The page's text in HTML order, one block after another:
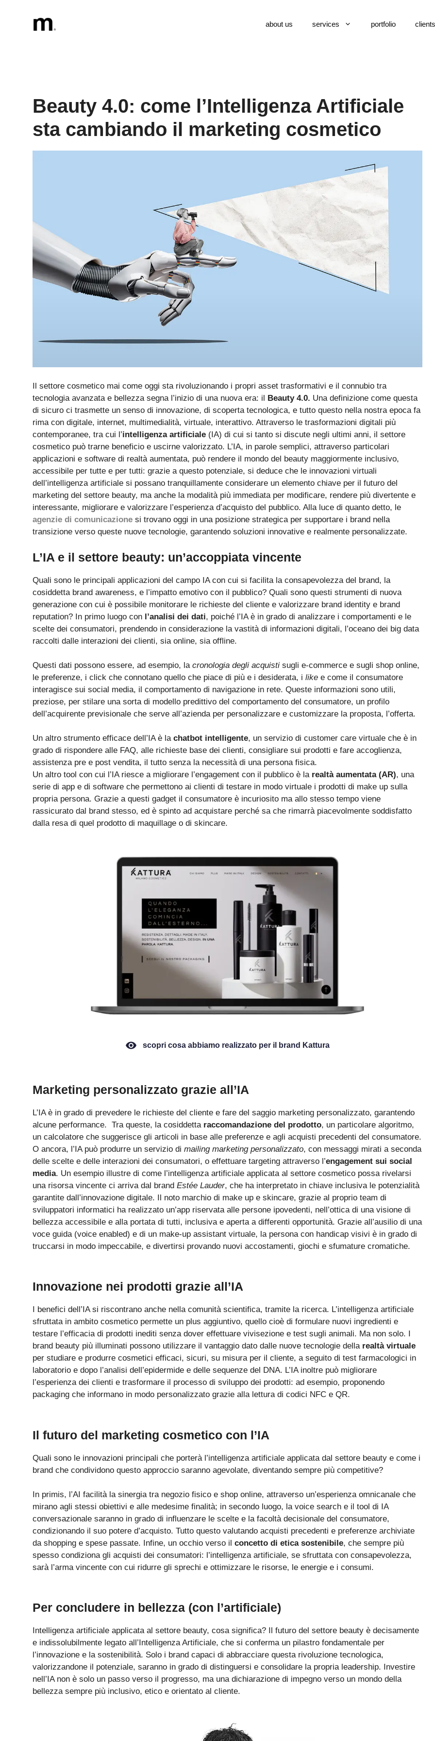
contenuto
about us services portfolio clients
Beauty 4.0: come l’Intelligenza Artificiale
sta cambiando il marketing cosmetico
Il settore cosmetico mai come oggi sta rivoluzionando i propri asset trasformativi e il connubio tra
tecnologia avanzata e bellezza segna l’inizio di una nuova era: il Beauty 4.0. Una definizione come questa
di sicuro ci trasmette un senso di innovazione, di scoperta tecnologica, e tutto questo nella nostra epoca fa
rima con digitale, internet, multimedialità, virtuale, interattivo. Attraverso le trasformazioni digitali più
contemporanee, tra cui l’intelligenza artificiale (IA) di cui si tanto si discute negli ultimi anni, il settore
cosmetico può trarne beneficio e uscirne valorizzato. L’IA, in parole semplici, attraverso particolari
applicazioni e software di realtà aumentata, può rendere il mondo del beauty maggiormente inclusivo,
accessibile per tutte e per tutti: grazie a questo potenziale, si deduce che le innovazioni virtuali
dell’intelligenza artificiale si possano tranquillamente considerare un elemento chiave per il futuro del
marketing del settore beauty, ma anche la modalità più immediata per modificare, rendere più divertente e
interessante, migliorare e valorizzare l’esperienza d’acquisto del pubblico. Alla luce di quanto detto, le
agenzie di comunicazione si trovano oggi in una posizione strategica per supportare i brand nella
transizione verso queste nuove tecnologie, garantendo soluzioni innovative e realmente personalizzate.
L’IA e il settore beauty: un’accoppiata vincente
Quali sono le principali applicazioni del campo IA con cui si facilita la consapevolezza del brand, la
cosiddetta brand awareness, e l’impatto emotivo con il pubblico? Quali sono questi strumenti di nuova
generazione con cui è possibile monitorare le richieste del cliente e valorizzare brand identity e brand
reputation? In primo luogo con l’analisi dei dati, poiché l’IA è in grado di analizzare i comportamenti e le
scelte dei consumatori, prendendo in considerazione la vastità di informazioni digitali, l’oceano dei big data
raccolti dalle interazioni dei clienti, sia online, sia offline.
Questi dati possono essere, ad esempio, la cronologia degli acquisti sugli e-commerce e sugli shop online,
le preferenze, i click che connotano quello che piace di più e i desiderata, i like e come il consumatore
interagisce sui social media, il comportamento di navigazione in rete. Queste informazioni sono utili,
preziose, per stilare una sorta di modello predittivo del comportamento del consumatore, un profilo
dell’acquirente previsionale che serve all’azienda per personalizzare e customizzare la proposta, l’offerta.
Un altro strumento efficace dell’IA è la chatbot intelligente, un servizio di customer care virtuale che è in
grado di rispondere alle FAQ, alle richieste base dei clienti, consigliare sui prodotti e fare accoglienza,
assistenza pre e post vendita, il tutto senza la necessità di una persona fisica.
Un altro tool con cui l’IA riesce a migliorare l’engagement con il pubblico è la realtà aumentata (AR), una
serie di app e di software che permettono ai clienti di testare in modo virtuale i prodotti di make up sulla
propria persona. Grazie a questi gadget il consumatore è incuriosito ma allo stesso tempo viene
rassicurato dal brand stesso, ed è spinto ad acquistare perché sa che rimarrà piacevolmente soddisfatto
dalla resa di quel prodotto di maquillage o di skincare.
scopri cosa abbiamo realizzato per il brand Kattura
Marketing personalizzato grazie all’IA
L’IA è in grado di prevedere le richieste del cliente e fare del saggio marketing personalizzato, garantendo
alcune performance. Tra queste, la cosiddetta raccomandazione del prodotto, un particolare algoritmo,
un calcolatore che suggerisce gli articoli in base alle preferenze e agli acquisti precedenti del consumatore.
O ancora, l’IA può produrre un servizio di mailing marketing personalizzato, con messaggi mirati a seconda
delle scelte e delle interazioni dei consumatori, o effettuare targeting attraverso l’engagement sui social
media. Un esempio illustre di come l’intelligenza artificiale applicata al settore cosmetico possa rivelarsi
una risorsa vincente ci arriva dal brand Estée Lauder, che ha interpretato in chiave inclusiva le potenzialità
garantite dall’innovazione digitale. Il noto marchio di make up e skincare, grazie al proprio team di
sviluppatori informatici ha realizzato un’app riservata alle persone ipovedenti, nell’ottica di una visione di
bellezza accessibile e alla portata di tutti, inclusiva e aperta a differenti opportunità. Grazie all’ausilio di una
voce guida (voice enabled) e di un make-up assistant virtuale, la persona con handicap visivi è in grado di
truccarsi in modo impeccabile, e divertirsi provando nuovi accostamenti, giochi e sfumature cromatiche.
Innovazione nei prodotti grazie all’IA
I benefici dell’IA si riscontrano anche nella comunità scientifica, tramite la ricerca. L’intelligenza artificiale
sfruttata in ambito cosmetico permette un plus aggiuntivo, quello cioè di formulare nuovi ingredienti e
testare l’efficacia di prodotti inediti senza dover effettuare vivisezione e test sugli animali. Ma non solo. I
brand beauty più illuminati possono utilizzare il vantaggio dato dalle nuove tecnologie della realtà virtuale
per studiare e produrre cosmetici efficaci, sicuri, su misura per il cliente, a seguito di test farmacologici in
laboratorio e dopo l’analisi dell’epidermide e delle sequenze del DNA. L’IA inoltre può migliorare
l’esperienza dei clienti e trasformare il processo di sviluppo dei prodotti: ad esempio, proponendo
packaging che informano in modo personalizzato grazie alla lettura di codici NFC e QR.
Il futuro del marketing cosmetico con l’IA
Quali sono le innovazioni principali che porterà l’intelligenza artificiale applicata dal settore beauty e come i
brand che condividono questo approccio saranno agevolate, diventando sempre più competitive?
In primis, l’AI facilità la sinergia tra negozio fisico e shop online, attraverso un’esperienza omnicanale che
mirano agli stessi obiettivi e alle medesime finalità; in secondo luogo, la voice search e il tool di IA
conversazionale saranno in grado di influenzare le scelte e la facoltà decisionale del consumatore,
condizionando il suo potere d’acquisto. Tutto questo valutando acquisti precedenti e preferenze archiviate
da shopping e spese passate. Infine, un occhio verso il concetto di etica sostenibile, che sempre più
spesso condiziona gli acquisti dei consumatori: l’intelligenza artificiale, se sfruttata con consapevolezza,
sarà l’arma vincente con cui ridurre gli sprechi e ottimizzare le risorse, le energie e i consumi.
Per concludere in bellezza (con l’artificiale)
Intelligenza artificiale applicata al settore beauty, cosa significa? Il futuro del settore beauty è decisamente
e indissolubilmente legato all’Intelligenza Artificiale, che si conferma un pilastro fondamentale per
l’innovazione e la sostenibilità. Solo i brand capaci di abbracciare questa rivoluzione tecnologica,
valorizzandone il potenziale, saranno in grado di distinguersi e consolidare la propria leadership. Investire
nell’IA non è solo un passo verso il progresso, ma una dichiarazione di impegno verso un mondo della
bellezza sempre più inclusivo, etico e orientato al cliente.